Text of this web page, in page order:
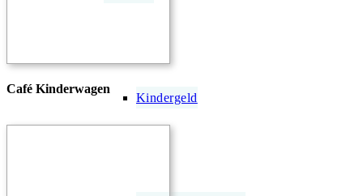
Kindergeld
Café Kinderwagen